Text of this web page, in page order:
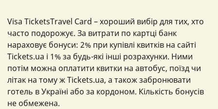
Visa TicketsTravel Card – хороший вибір для тих, хто
часто подорожує. За витрати по картці банк
нараховує бонуси: 2% при купівлі квитків на сайті
Tickets.ua і 1% за будь-які інші розрахунки. Ними
потім можна оплатити квитки на автобус, поїзд чи
літак на тому ж Tickets.ua, а також забронювати
готель в Україні або за кордоном. Кількість бонусів
не обмежена.